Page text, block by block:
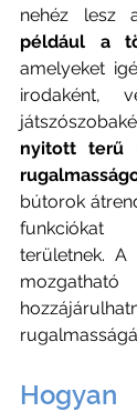
nehéz lesz
például a
amelyeket
irodaként,
nyitott terű
bútorok
területnek.